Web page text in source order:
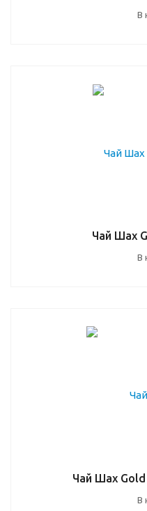
В
Чай Шах
В
Чай Шах
В